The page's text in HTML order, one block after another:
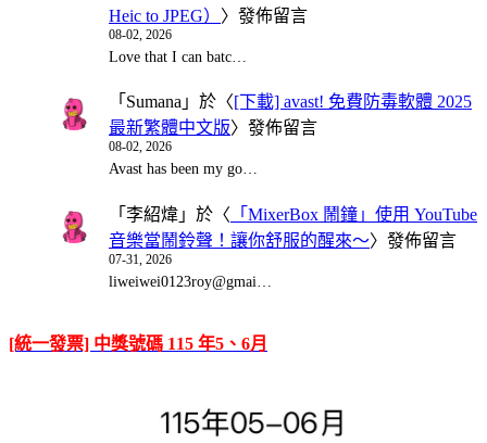
Heic to JPEG） 〉發佈留言
08-02, 2026
Love that I can batc…
「 Sumana 」於〈[下載] avast! 免費防毒軟體 2025
最新繁體中文版〉發佈留言
08-02, 2026
Avast has been my go…
「 李紹煒 」於〈 「MixerBox 鬧鐘」使用 YouTube
音樂當鬧鈴聲！讓你舒服的醒來～〉發佈留言
07-31, 2026
liweiwei0123roy@gmai…
[統一發票] 中獎號碼 115 年5、6月